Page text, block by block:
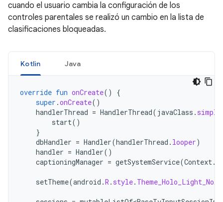
cuando el usuario cambia la configuración de los
controles parentales se realizó un cambio en la lista de
clasificaciones bloqueadas.
Kotlin Java
override fun onCreate()
{
super .onCreate()
handlerThread = HandlerThread( javaClass .
start()
}
dbHandler = Handler(handlerThread . looper)
handler = Handler()
captioningManager = getSystemService(Context.
setTheme(android .R . style.